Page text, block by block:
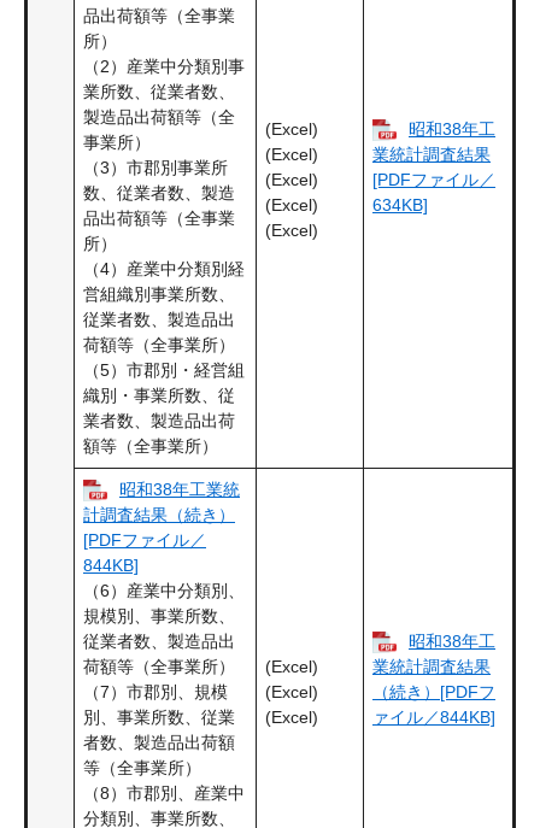
品出荷額等（全事業
所）
（2）産業中分類別事
業所数、従業者数、
製造品出荷額等（全
事業所）
（3）市郡別事業所
数、従業者数、製造
品出荷額等（全事業
所）
（4）産業中分類別経
営組織別事業所数、
従業者数、製造品出
荷額等（全事業所）
（5）市郡別・経営組
織別・事業所数、従
業者数、製造品出荷
額等（全事業所）
(Excel)
(Excel)
(Excel)
(Excel)
(Excel)
昭和38年工
業統計調査結果
[PDFファイル／
634KB]
昭和38年工業統
計調査結果（続き）
[PDFファイル／
844KB]
（6）産業中分類別、
規模別、事業所数、
従業者数、製造品出
荷額等（全事業所）
（7）市郡別、規模
別、事業所数、従業
者数、製造品出荷額
等（全事業所）
（8）市郡別、産業中
分類別、事業所数、
(Excel)
(Excel)
(Excel)
昭和38年工
業統計調査結果
（続き）[PDFフ
ァイル／844KB]